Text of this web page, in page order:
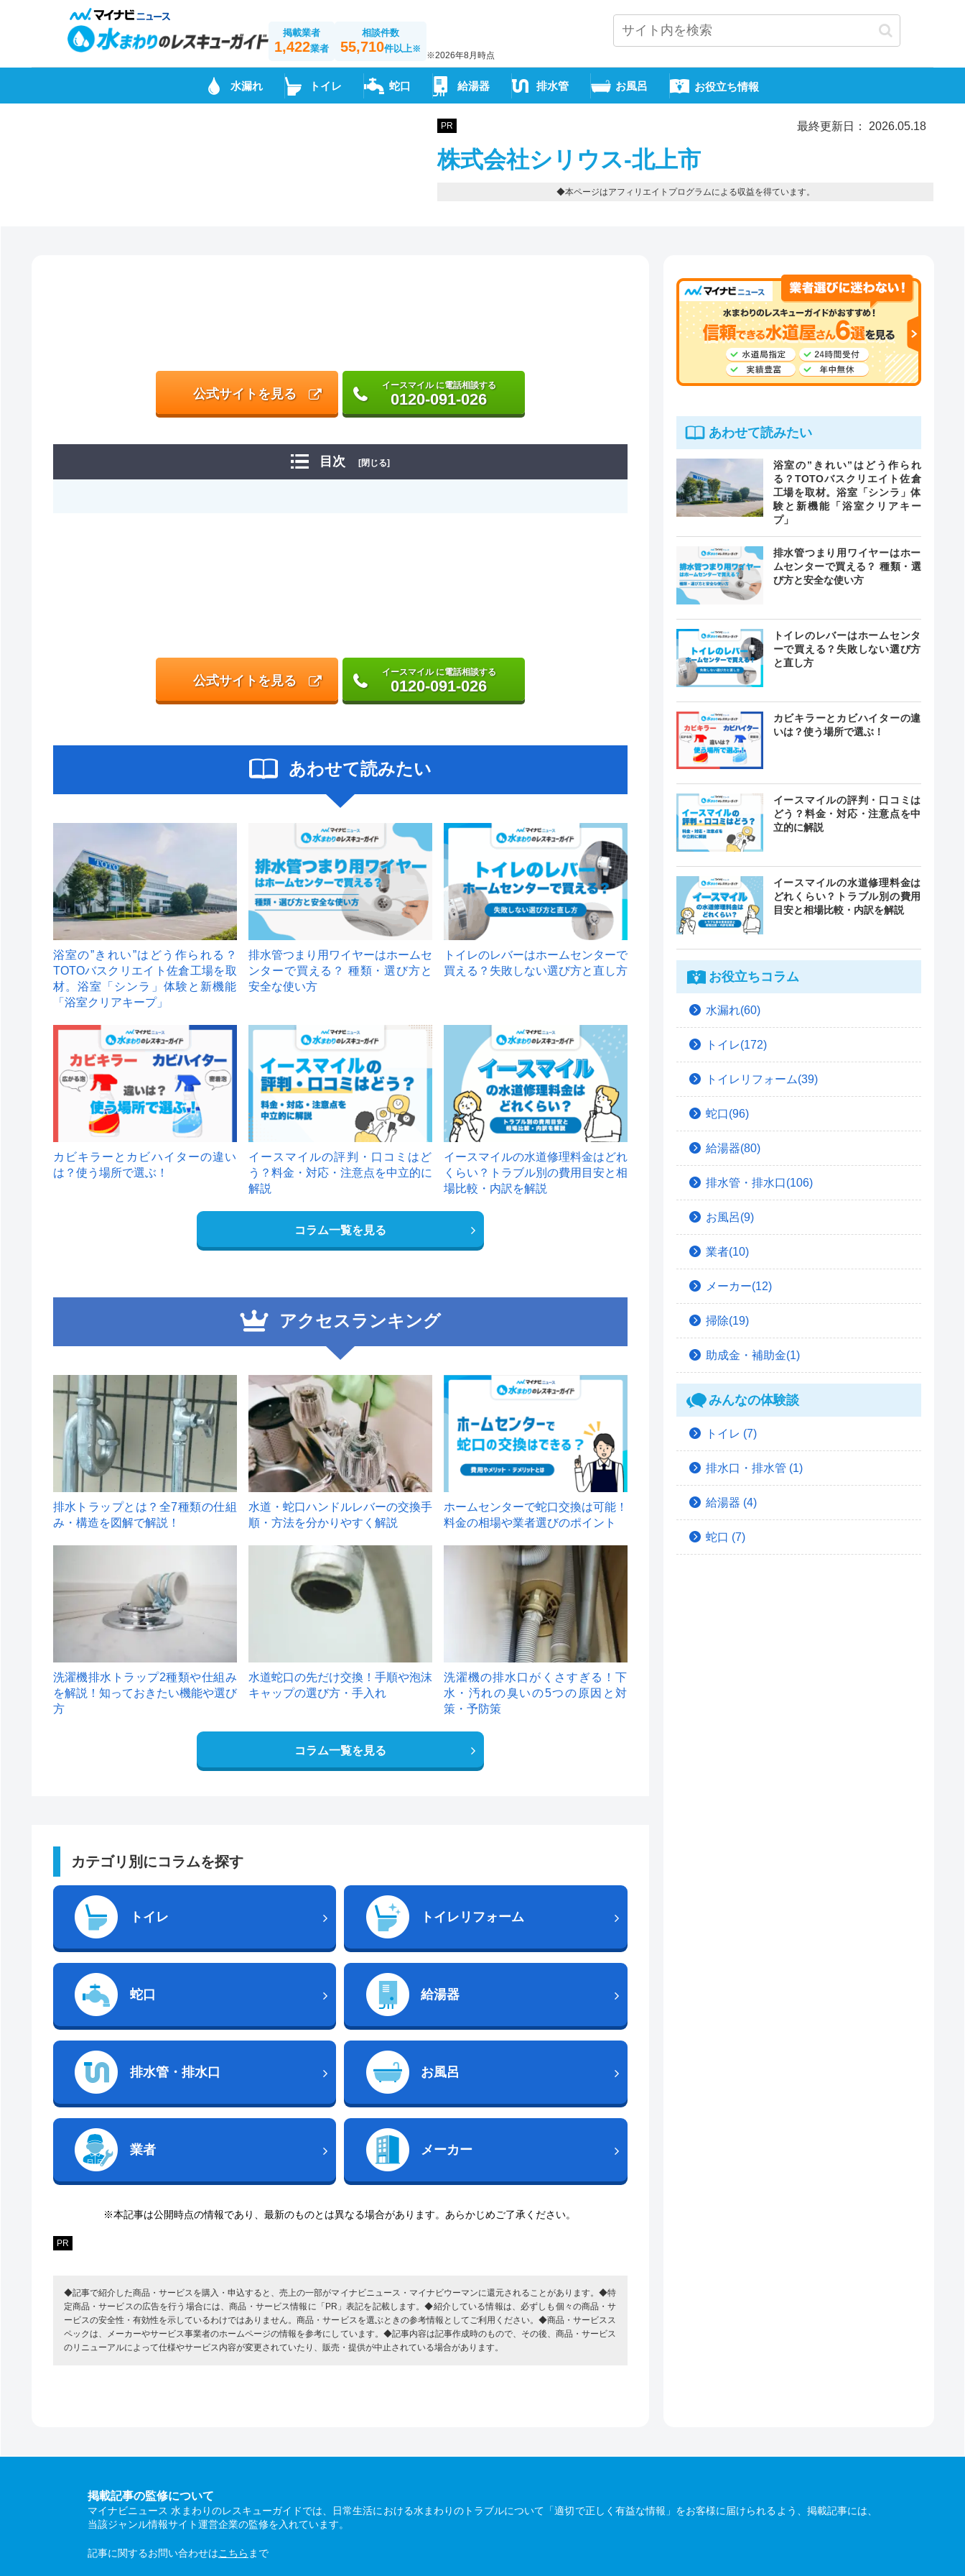
掲載業者
1,422業者
相談件数
55,710件以上※
※2026年8月時点
水漏れ トイレ 蛇口 給湯器 排水管 お風呂 お役立ち情報
PR 最終更新日： 2026.05.18
株式会社シリウス-北上市
◆本ページはアフィリエイトプログラムによる収益を得ています。
公式サイトを見る
イースマイル に電話相談する
0120-091-026
目次 [閉じる]
公式サイトを見る
イースマイル に電話相談する
0120-091-026
あわせて読みたい
浴室の”きれい”はどう作られる？
TOTOバスクリエイト佐倉工場を取
材。浴室「シンラ」体験と新機能
「浴室クリアキープ」
排水管つまり用ワイヤーはホームセ
ンターで買える？ 種類・選び方と
安全な使い方
トイレのレバーはホームセンターで
買える？失敗しない選び方と直し方
カビキラーとカビハイターの違い
は？使う場所で選ぶ！
イースマイルの評判・口コミはど
う？料金・対応・注意点を中立的に
解説
イースマイルの水道修理料金はどれ
くらい？トラブル別の費用目安と相
場比較・内訳を解説
コラム一覧を見る
アクセスランキング
1
排水トラップとは？全7種類の仕組
み・構造を図解で解説！
2
水道・蛇口ハンドルレバーの交換手
順・方法を分かりやすく解説
ホームセンターで蛇口交換は可能！
料金の相場や業者選びのポイント
洗濯機排水トラップ2種類や仕組み
を解説！知っておきたい機能や選び
方
水道蛇口の先だけ交換！手順や泡沫
キャップの選び方・手入れ
洗濯機の排水口がくさすぎる！下
水・汚れの臭いの5つの原因と対
策・予防策
コラム一覧を見る
カテゴリ別にコラムを探す
トイレ トイレリフォーム
蛇口 給湯器
排水管・排水口 お風呂
業者 メーカー
※本記事は公開時点の情報であり、最新のものとは異なる場合があります。あらかじめご了承ください。
PR
◆記事で紹介した商品・サービスを購入・申込すると、売上の一部がマイナビニュース・マイナビウーマンに還元されることがあります。◆特
定商品・サービスの広告を行う場合には、商品・サービス情報に「PR」表記を記載します。◆紹介している情報は、必ずしも個々の商品・サ
ービスの安全性・有効性を示しているわけではありません。商品・サービスを選ぶときの参考情報としてご利用ください。◆商品・サービスス
ペックは、メーカーやサービス事業者のホームページの情報を参考にしています。◆記事内容は記事作成時のもので、その後、商品・サービス
のリニューアルによって仕様やサービス内容が変更されていたり、販売・提供が中止されている場合があります。
あわせて読みたい
浴室の”きれい”はどう作られ
る？TOTOバスクリエイト佐倉
工場を取材。浴室「シンラ」体
験と新機能「浴室クリアキー
プ」
排水管つまり用ワイヤーはホー
ムセンターで買える？ 種類・選
び方と安全な使い方
トイレのレバーはホームセンタ
ーで買える？失敗しない選び方
と直し方
カビキラーとカビハイターの違
いは？使う場所で選ぶ！
イースマイルの評判・口コミは
どう？料金・対応・注意点を中
立的に解説
イースマイルの水道修理料金は
どれくらい？トラブル別の費用
目安と相場比較・内訳を解説
お役立ちコラム
水漏れ(60)
トイレ(172)
トイレリフォーム(39)
蛇口(96)
給湯器(80)
排水管・排水口(106)
お風呂(9)
業者(10)
メーカー(12)
掃除(19)
助成金・補助金(1)
みんなの体験談
トイレ (7)
排水口・排水管 (1)
給湯器 (4)
蛇口 (7)
掲載記事の監修について
マイナビニュース 水まわりのレスキューガイドでは、日常生活における水まわりのトラブルについて「適切で正しく有益な情報」をお客様に届けられるよう、掲載記事には、
当該ジャンル情報サイト運営企業の監修を入れています。
記事に関するお問い合わせはこちら まで